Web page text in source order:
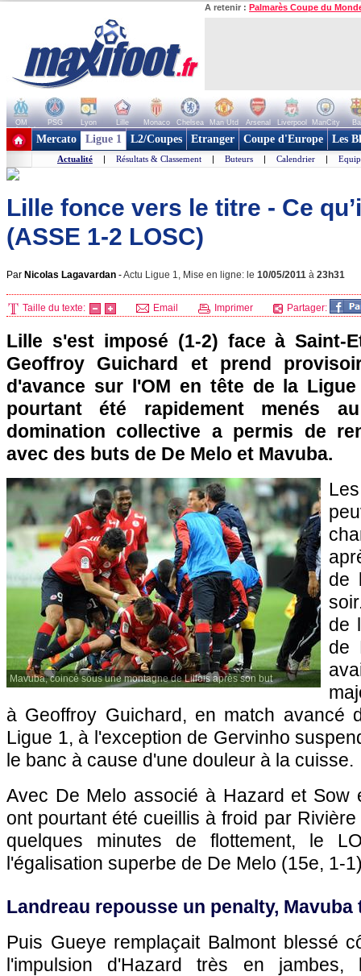
A retenir : Palmarès Coupe du
OM PSG Lyon Lille Monaco Chelsea Man Utd Arsenal Liverpool ManCity
+ de clubs
Mercato Ligue 1 L2/Coupes Etranger Coupe d'Europe Les
Actualité | Résultats & Classement | Buteurs | Calendrier |
Lille fonce vers le titre - Ce
(ASSE 1-2 LOSC)
Par Nicolas Lagavardan -Actu Ligue 1, Mise en ligne: le 10/05/2011 à 23h31
Taille du texte: Email Imprimer Partager:
Lille s'est imposé (1-2) face à Saint-
Geoffroy Guichard et prend
d'avance sur l'OM en tête de la
pourtant été rapidement menés
domination collective a permis de
avec des buts de De Melo et Mavuba.
Mavuba, coincé sous une montagne de Lillois après son but
de
de
de
à Geoffroy Guichard, en match avancé
Ligue 1, à l'exception de Gervinho
le banc à cause d'une douleur à la cuisse.
Avec De Melo associé à Hazard et Sow
ont pourtant été cueillis à froid par
quelques minutes de flottement, le
l'égalisation superbe de De Melo (15e, 1-
Landreau repousse un penalty,
Puis Gueye remplaçait Balmont blessé
l'impulsion d'Hazard très en